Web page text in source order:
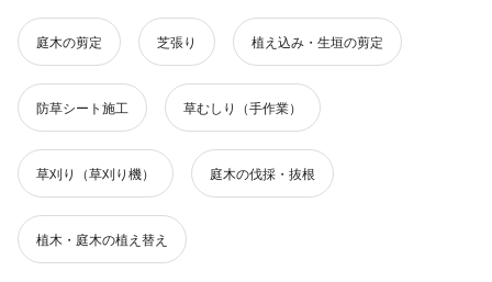
庭木の剪定 芝張り 植え込み・生垣の剪定
防草シート施工 草むしり（手作業）
草刈り（草刈り機） 庭木の伐採・抜根
植木・庭木の植え替え